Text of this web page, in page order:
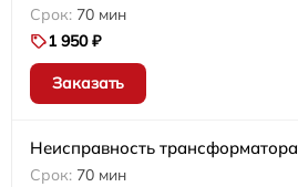
70 мин
1 950 ₽
Заказать
Неисправность трансформатора
70 мин